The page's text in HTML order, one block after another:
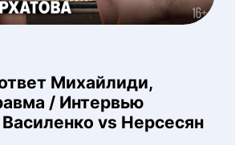
Михайлиди,
/ Интервью
vs Нерсесян